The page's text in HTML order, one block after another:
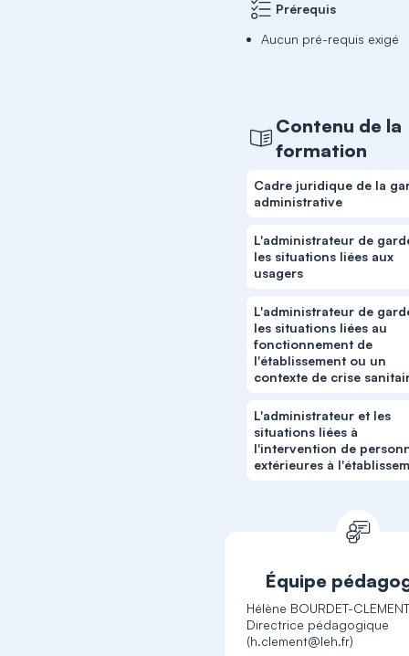
Prérequis
Aucun pré-requis exigé
Contenu de la
formation
Cadre juridique de la
administrative
L'administrateur de
les situations liées aux
usagers
L'administrateur de
les situations liées au
fonctionnement de
l'établissement ou un
contexte de crise
L'administrateur et les
situations liées à
l'intervention de
extérieures à
Équipe
Hélène BOURDET-
Directrice pédagogique